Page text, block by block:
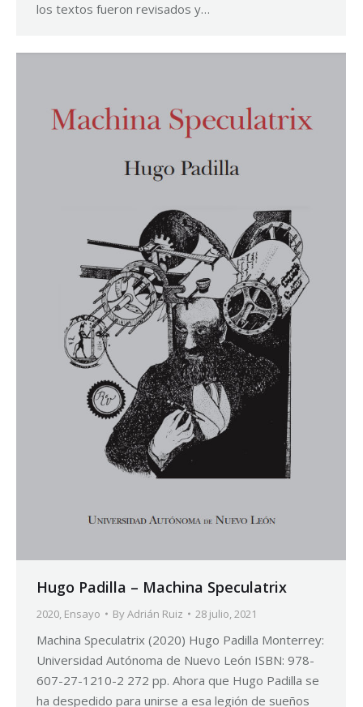
los textos fueron revisados y…
Hugo Padilla – Machina Speculatrix
2020, Ensayo ByAdrián Ruiz 28 julio, 2021
Machina Speculatrix (2020) Hugo Padilla Monterrey:
Universidad Autónoma de Nuevo León ISBN: 978-
607-27-1210-2 272 pp. Ahora que Hugo Padilla se
ha despedido para unirse a esa legión de sueños